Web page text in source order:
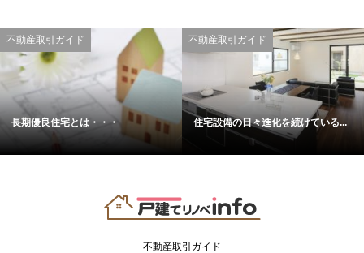
不動産取引ガイド
長期優良住宅とは・・・
不動産取引ガイド
住宅設備の日々進化を続けている...
不動産取引ガイド